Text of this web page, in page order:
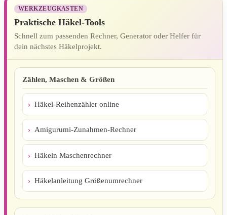
WERKZEUGKASTEN
Praktische Häkel-Tools
Schnell zum passenden Rechner, Generator oder Helfer für
dein nächstes Häkelprojekt.
Zählen, Maschen & Größen
Häkel-Reihenzähler online
Amigurumi-Zunahmen-Rechner
Häkeln Maschenrechner
Häkelanleitung Größenumrechner